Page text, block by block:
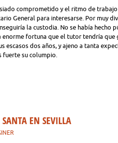
comprometido y el ritmo de
General para interesarse. Por muy
la custodia. No se había hecho
enorme fortuna que el tutor tendría que
escasos dos años, y ajeno a tanta
fuerte su columpio.
EN SEVILLA